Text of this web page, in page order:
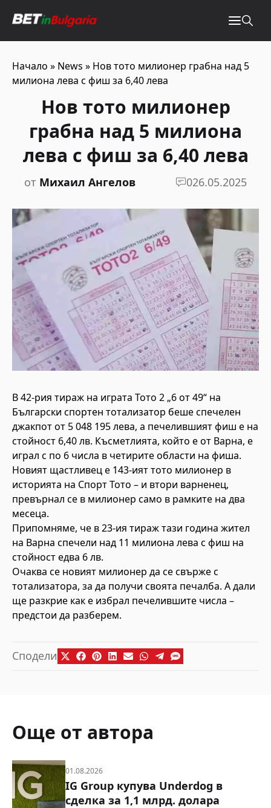
Начало » News » Нов тото милионер грабна над 5
милиона лева с фиш за 6,40 лeва
Нов тото милионер
грабна над 5 милиона
лева с фиш за 6,40 лeва
от Михаил Ангелов 026.05.2025
В 42-рия тираж на играта Тото 2 „6 от 49“ на
Български спортен тотализатор беше спечелен
джакпот от 5 048 195 лева, а печелившият фиш е на
стойност 6,40 лв. Късметлията, който е от Варна, е
играл с по 6 числа в четирите области на фиша.
Новият щастливец е 143-ият тото милионер в
историята на Спорт Тото – и втори варненец,
превърнал се в милионер само в рамките на два
месеца.
Припомняме, че в 23-ия тираж тази година жител
на Варна спечели над 11 милиона лева с фиш на
стойност едва 6 лв.
Очаква се новият милионер да се свърже с
тотализатора, за да получи своята печалба. А дали
ще разкрие как е избрал печелившите числа –
предстои да разберем.
Сподели
Още от автора
01.08.2026
IG Group купува Underdog в
сделка за 1,1 млрд. долара